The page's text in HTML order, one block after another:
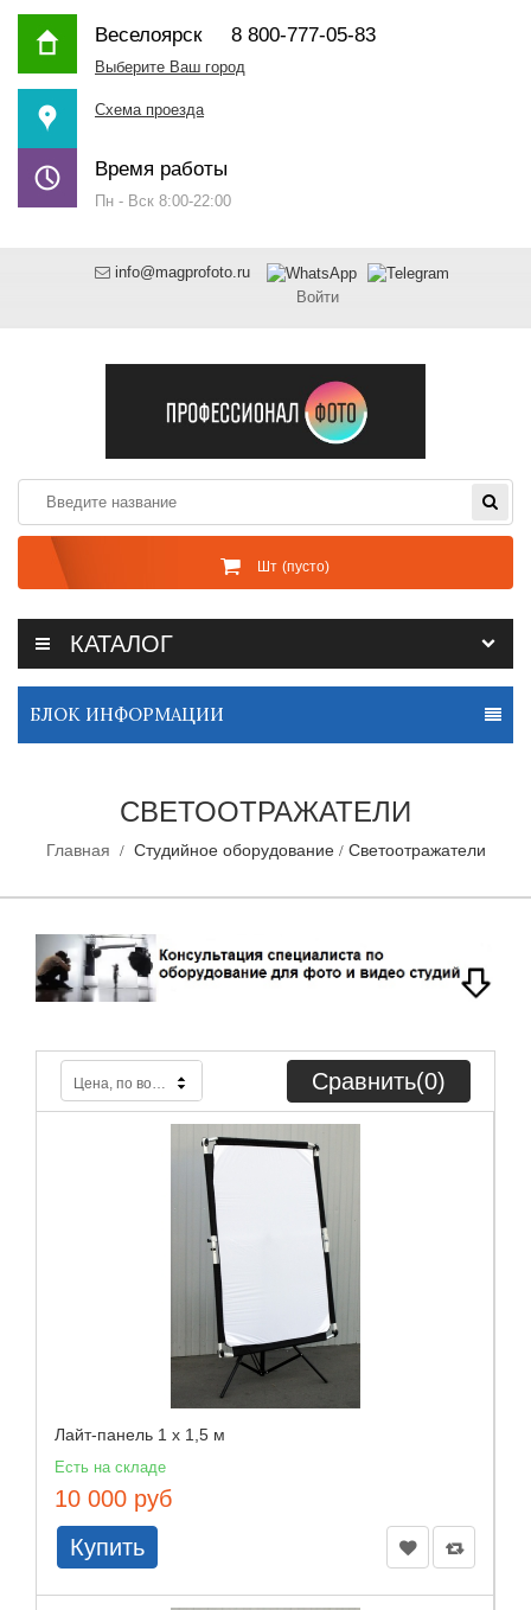
Веселоярск8 800-777-05-83
Выберите Ваш город
Схема проезда
Время работы
Пн - Вск 8:00-22:00
info@magprofoto.ru
Войти
Шт (пусто)
КАТАЛОГ
БЛОК ИНФОРМАЦИИ
СВЕТООТРАЖАТЕЛИ
Главная Студийное оборудование Светоотражатели
Цена, по возрастанию Сравнить(0)
Лайт-панель 1 х 1,5 м
Есть на складе
10 000 руб
Купить